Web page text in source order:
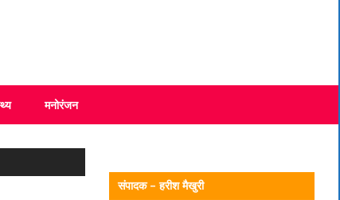
मनोरंजन
संपादक – हरीश मैखुरी